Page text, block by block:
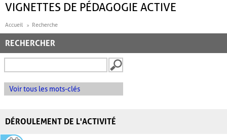
VIGNETTES DE PÉDAGOGIE ACTIVE
Accueil Recherche
RECHERCHER
Voir tous les mots-clés
DÉROULEMENT DE L'ACTIVITÉ